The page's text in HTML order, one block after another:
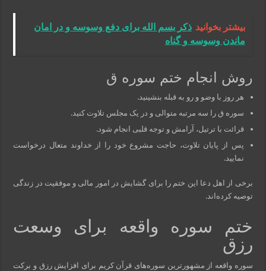
بیشتر بخوانید ذکر بسم الله برای دفع وسوسه و در امان
ماندن وسوسه و گناه
روش انجام ختم سوره ق
هر روز با وضو و رو به قبله بنشینید.
سوره ق را سه مرتبه متوالی و در یک مجلس تلاوت کنید.
قرائت با ترتیل، آرامش و توجه قلبی انجام شود.
پس از پایان تلاوت، حاجت مشروع خود را از خداوند متعال درخواست
نمایید.
برخی از اهل دعا این ختم را برای گشایش در امور مالی و موفقیت در زندگی
توصیه کرده‌اند.
ختم سوره واقعه برای وسعت
رزق
سوره واقعه از مشهورترین سوره‌های قرآن کریم برای افزایش رزق و برکت